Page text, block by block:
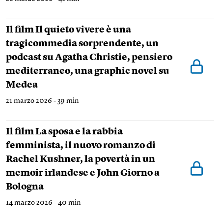
Il film Il quieto vivere è una
tragicommedia sorprendente, un
podcast su Agatha Christie, pensiero
mediterraneo, una graphic novel su
Medea
21 marzo 2026 - 39 min
Il film La sposa e la rabbia
femminista, il nuovo romanzo di
Rachel Kushner, la povertà in un
memoir irlandese e John Giorno a
Bologna
14 marzo 2026 - 40 min